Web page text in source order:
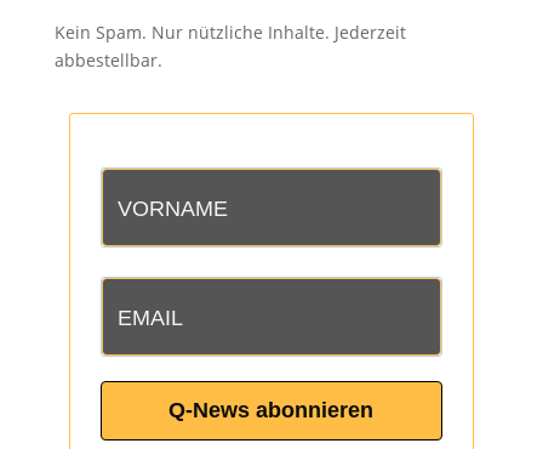
Kein Spam. Nur nützliche Inhalte. Jederzeit
abbestellbar.
Q-News abonnieren